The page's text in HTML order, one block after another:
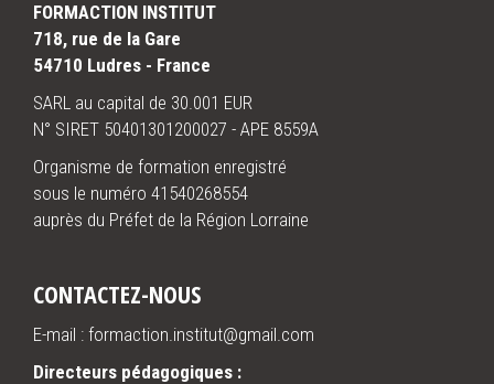
FORMACTION INSTITUT
718, rue de la Gare
54710 Ludres - France
SARL au capital de 30.001 EUR
N° SIRET 50401301200027 - APE 8559A
Organisme de formation enregistré
sous le numéro 41540268554
auprès du Préfet de la Région Lorraine
CONTACTEZ-NOUS
E-mail : formaction.institut@gmail.com
Directeurs pédagogiques :